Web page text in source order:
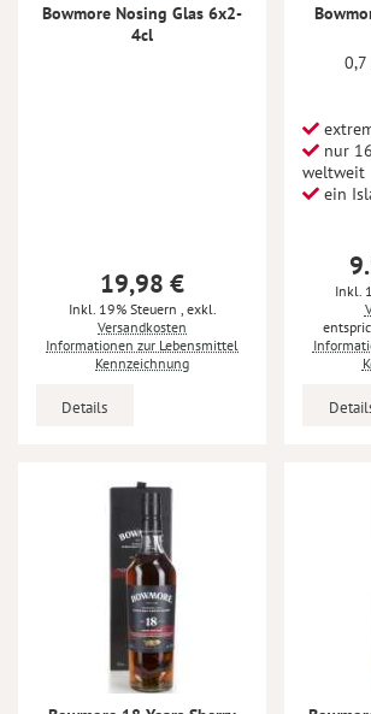
Bowmore Nosing Glas 6x2-
4cl
19,98 €
Inkl. 19% Steuern , exkl.
Versandkosten
Informationen zur Lebensmittel
Kennzeichnung
Details
0,7
nur
weltweit
ein
Inkl.